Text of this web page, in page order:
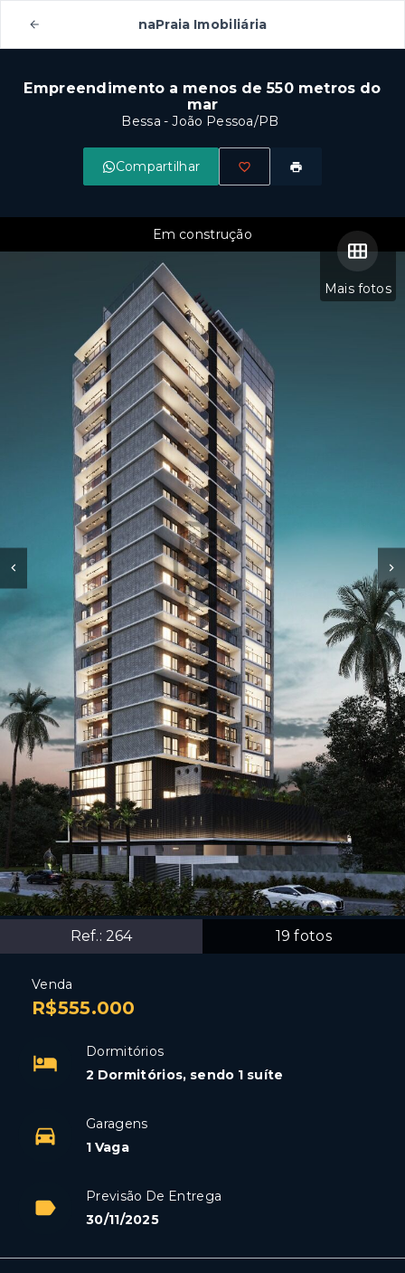
naPraia Imobiliária
Empreendimento a menos de 550 metros do
mar
Bessa - João Pessoa/PB
Compartilhar
Mais fotos
Ref.: 264 19 fotos
Em construção
Venda
R$555.000
Dormitórios
2 Dormitórios, sendo 1 suíte
Garagens
1 Vaga
Previsão De Entrega
30/11/2025